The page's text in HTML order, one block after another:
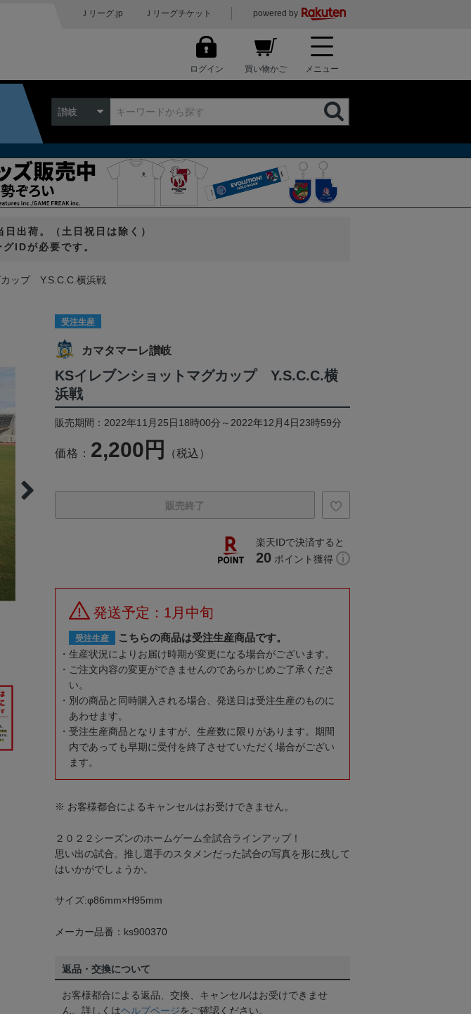
Ｊリーグ.jp Ｊリーグチケット powered by
ログイン 買い物かご メニュー
讃岐
出荷。（土日祝日は除く）
IDが必要です。
ップ Y.S.C.C.横浜戦
受注生産
カマタマーレ讃岐
KSイレブンショットマグカップ Y.S.C.C.横
浜戦
販売期間：2022年11月25日18時00分～2022年12月4日23時59分
価格： 2,200円 （税込）
販売終了
楽天IDで決済すると
20 ポイント獲得
発送予定：1月中旬
受注生産 こちらの商品は受注生産商品です。
生産状況によりお届け時期が変更になる場合がございます。
ご注文内容の変更ができませんのであらかじめご了承くださ
い。
別の商品と同時購入される場合、発送日は受注生産のものに
あわせます。
受注生産商品となりますが、生産数に限りがあります。期間
内であっても早期に受付を終了させていただく場合がござい
ます。
※ お客様都合によるキャンセルはお受けできません。
２０２２シーズンのホームゲーム全試合ラインアップ！
思い出の試合。推し選手のスタメンだった試合の写真を形に残して
はいかがでしょうか。
サイズ:φ86mm×H95mm
メーカー品番：ks900370
返品・交換について
お客様都合による返品、交換、キャンセルはお受けできませ
ん。詳しくはヘルプページをご確認ください。